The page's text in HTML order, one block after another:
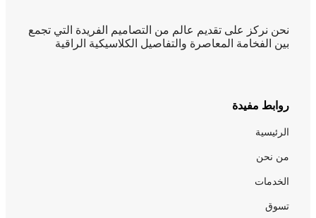
نحن نركز على تقديم عالم من التصاميم الفريدة التي تجمع
بين الفخامة المعاصرة والتفاصيل الكلاسيكية الراقية
روابط مفيدة
الرئيسية
من نحن
الخدمات
تسوق